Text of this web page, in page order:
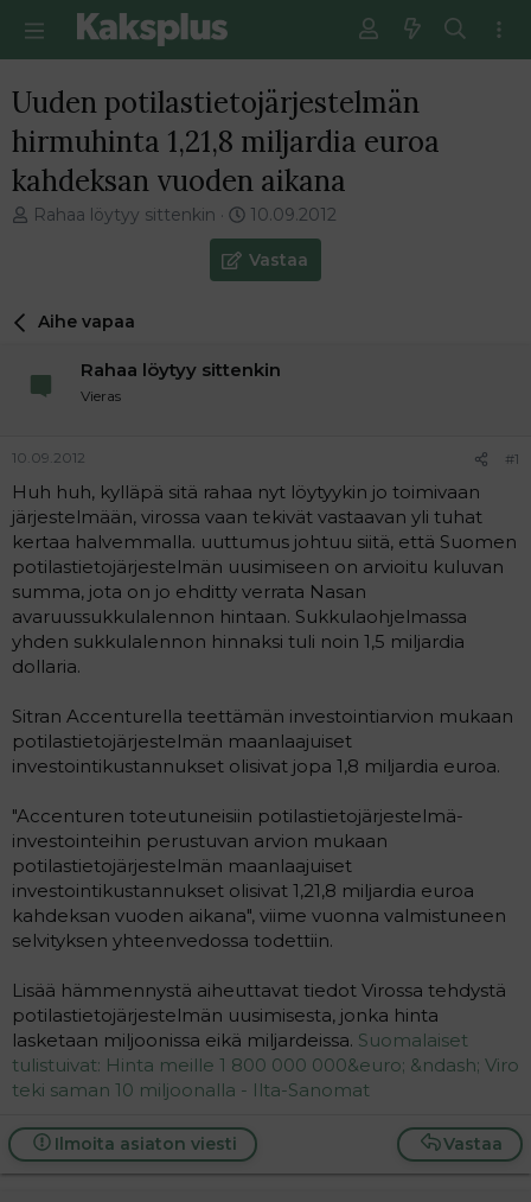
Uuden potilastietojärjestelmän
hirmuhinta 1,21,8 miljardia euroa
kahdeksan vuoden aikana
V
e
t
n
a
l
o
t
t
a
j
a
Rahaa löytyy sittenkin
E
n
s
i
i
i
e
s
t
i
10.09.2012
Vastaa
Aihe vapaa
Rahaa löytyy sittenkin
Vieras
10.09.2012 #1
Huh huh, kylläpä sitä rahaa nyt löytyykin jo toimivaan
järjestelmään, virossa vaan tekivät vastaavan yli tuhat
kertaa halvemmalla. uuttumus johtuu siitä, että Suomen
potilastietojärjestelmän uusimiseen on arvioitu kuluvan
summa, jota on jo ehditty verrata Nasan
avaruussukkulalennon hintaan. Sukkulaohjelmassa
yhden sukkulalennon hinnaksi tuli noin 1,5 miljardia
dollaria.
Sitran Accenturella teettämän investointiarvion mukaan
potilastietojärjestelmän maanlaajuiset
investointikustannukset olisivat jopa 1,8 miljardia euroa.
"Accenturen toteutuneisiin potilastietojärjestelmä-
investointeihin perustuvan arvion mukaan
potilastietojärjestelmän maanlaajuiset
investointikustannukset olisivat 1,21,8 miljardia euroa
kahdeksan vuoden aikana", viime vuonna valmistuneen
selvityksen yhteenvedossa todettiin.
Lisää hämmennystä aiheuttavat tiedot Virossa tehdystä
potilastietojärjestelmän uusimisesta, jonka hinta
lasketaan miljoonissa eikä miljardeissa. Suomalaiset
tulistuivat: Hinta meille 1 800 000 000&euro; &ndash; Viro
teki saman 10 miljoonalla - Ilta-Sanomat
Vastaa
Ilmoita asiaton viesti